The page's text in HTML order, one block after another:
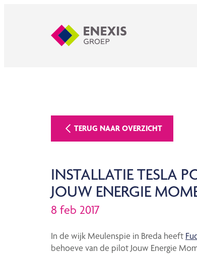
TERUG NAAR OVERZICHT
INSTALLATIE TESLA
JOUW ENERGIE
8 feb 2017
In de wijk Meulenspie in Breda heeft
behoeve van de pilot Jouw Energie